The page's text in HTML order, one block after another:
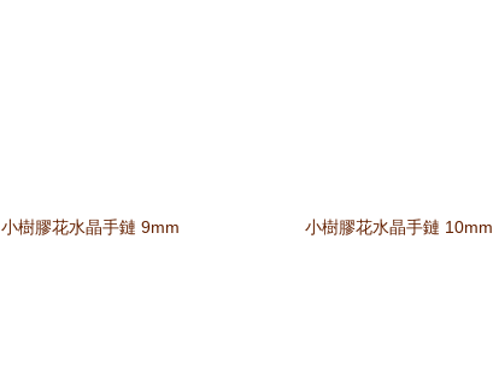
小樹膠花水晶手鏈 9mm 小樹膠花水晶手鏈 10mm